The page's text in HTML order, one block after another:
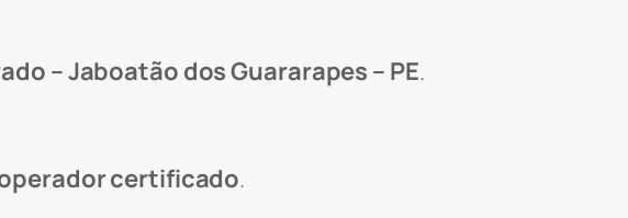
– Jaboatão dos Guararapes – PE.
certificado.